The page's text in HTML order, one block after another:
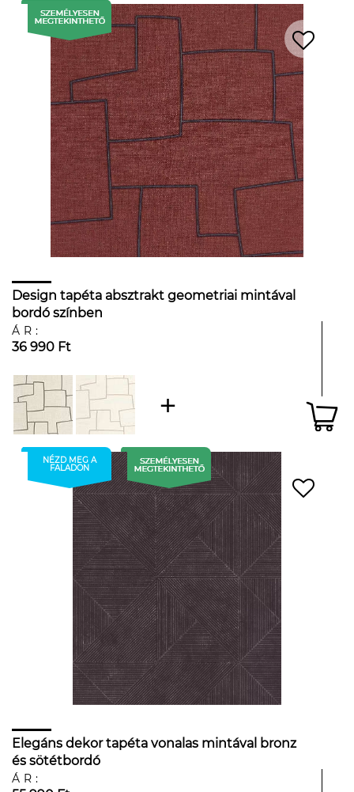
Design tapéta absztrakt geometriai mintával
bordó színben
ÁR:
36 990 Ft
NÉZD MEG A
FALADON
Elegáns dekor tapéta vonalas mintával bronz
és sötétbordó
ÁR: